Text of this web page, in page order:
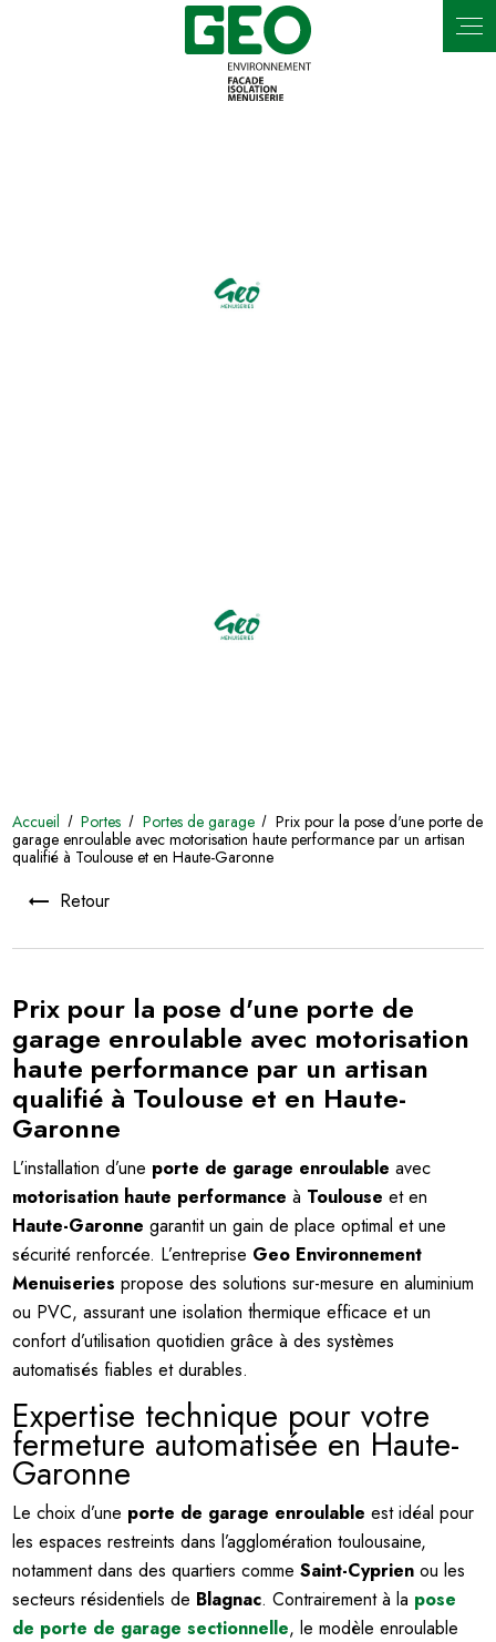
Accueil Portes Portes de garage
Prix pour la pose d'une porte de
garage enroulable avec motorisation haute performance par un artisan
qualifié à Toulouse et en Haute-Garonne
Retour
Prix pour la pose d'une porte de
garage enroulable avec motorisation
haute performance par un artisan
qualifié à Toulouse et en Haute-
Garonne
L’installation d’une porte de garage enroulable avec
motorisation haute performance à Toulouse et en
Haute-Garonne garantit un gain de place optimal et une
sécurité renforcée. L’entreprise Geo Environnement
Menuiseries propose des solutions sur-mesure en aluminium
ou PVC, assurant une isolation thermique efficace et un
confort d’utilisation quotidien grâce à des systèmes
automatisés fiables et durables.
Expertise technique pour votre
fermeture automatisée en Haute-
Garonne
Le choix d’une porte de garage enroulable est idéal pour
les espaces restreints dans l’agglomération toulousaine,
notamment dans des quartiers commeSaint-Cyprien ou les
secteurs résidentiels de Blagnac. Contrairement à la pose
de porte de garage sectionnelle, le modèle enroulable
Panneau de gestion des cookies